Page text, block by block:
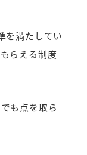
を満たしてい
らえる制度
も点を取ら